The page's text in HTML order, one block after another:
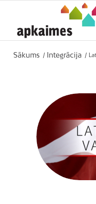
Sākums / Integrācija /